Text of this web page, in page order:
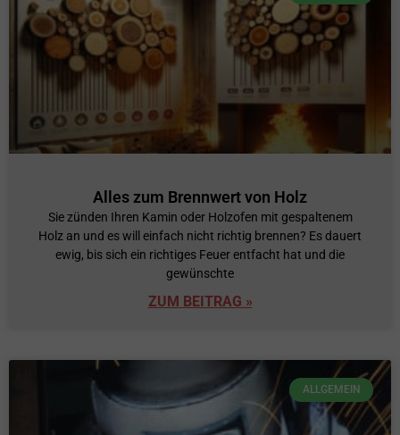
Alles zum Brennwert von Holz
Sie zünden Ihren Kamin oder Holzofen mit gespaltenem
Holz an und es will einfach nicht richtig brennen? Es dauert
ewig, bis sich ein richtiges Feuer entfacht hat und die
gewünschte
ZUM BEITRAG »
ALLGEMEIN